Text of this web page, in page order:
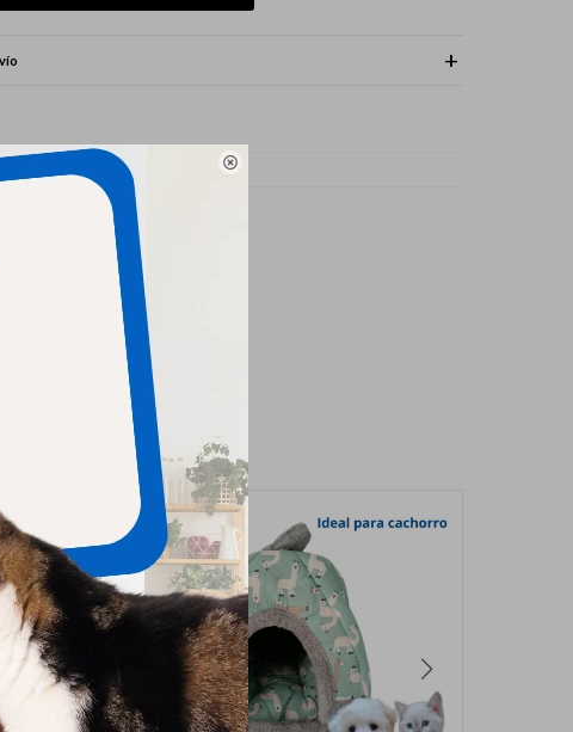

Perros y Gatos